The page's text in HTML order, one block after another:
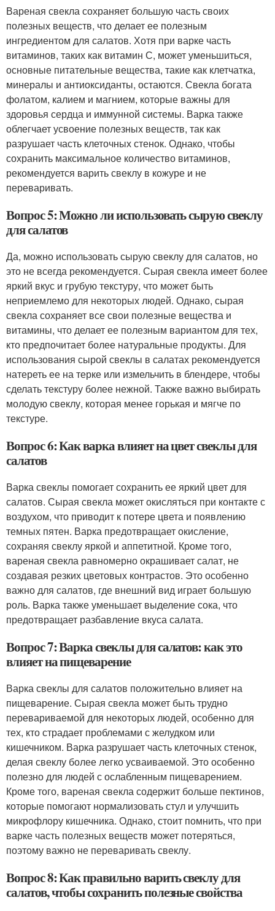
Вареная свекла сохраняет большую часть своих
полезных веществ, что делает ее полезным
ингредиентом для салатов. Хотя при варке часть
витаминов, таких как витамин С, может уменьшиться,
основные питательные вещества, такие как клетчатка,
минералы и антиоксиданты, остаются. Свекла богата
фолатом, калием и магнием, которые важны для
здоровья сердца и иммунной системы. Варка также
облегчает усвоение полезных веществ, так как
разрушает часть клеточных стенок. Однако, чтобы
сохранить максимальное количество витаминов,
рекомендуется варить свеклу в кожуре и не
переваривать.
Вопрос 5: Можно ли использовать сырую свеклу
для салатов
Да, можно использовать сырую свеклу для салатов, но
это не всегда рекомендуется. Сырая свекла имеет более
яркий вкус и грубую текстуру, что может быть
неприемлемо для некоторых людей. Однако, сырая
свекла сохраняет все свои полезные вещества и
витамины, что делает ее полезным вариантом для тех,
кто предпочитает более натуральные продукты. Для
использования сырой свеклы в салатах рекомендуется
натереть ее на терке или измельчить в блендере, чтобы
сделать текстуру более нежной. Также важно выбирать
молодую свеклу, которая менее горькая и мягче по
текстуре.
Вопрос 6: Как варка влияет на цвет свеклы для
салатов
Варка свеклы помогает сохранить ее яркий цвет для
салатов. Сырая свекла может окисляться при контакте с
воздухом, что приводит к потере цвета и появлению
темных пятен. Варка предотвращает окисление,
сохраняя свеклу яркой и аппетитной. Кроме того,
вареная свекла равномерно окрашивает салат, не
создавая резких цветовых контрастов. Это особенно
важно для салатов, где внешний вид играет большую
роль. Варка также уменьшает выделение сока, что
предотвращает разбавление вкуса салата.
Вопрос 7: Варка свеклы для салатов: как это
влияет на пищеварение
Варка свеклы для салатов положительно влияет на
пищеварение. Сырая свекла может быть трудно
перевариваемой для некоторых людей, особенно для
тех, кто страдает проблемами с желудком или
кишечником. Варка разрушает часть клеточных стенок,
делая свеклу более легко усваиваемой. Это особенно
полезно для людей с ослабленным пищеварением.
Кроме того, вареная свекла содержит больше пектинов,
которые помогают нормализовать стул и улучшить
микрофлору кишечника. Однако, стоит помнить, что при
варке часть полезных веществ может потеряться,
поэтому важно не переваривать свеклу.
Вопрос 8: Как правильно варить свеклу для
салатов, чтобы сохранить полезные свойства